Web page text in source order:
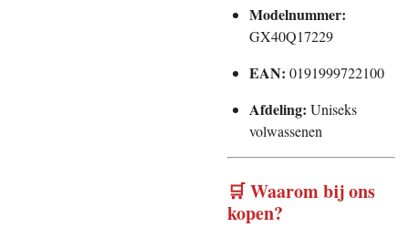
Modelnummer:
GX40Q17229
EAN: 0191999722100
Afdeling: Uniseks
volwassenen
🛒 Waarom bij ons
kopen?